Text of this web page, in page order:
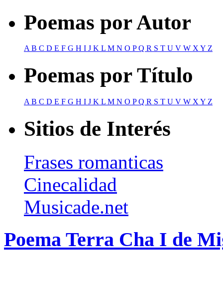
Poemas por Autor
AB C D E F G H I J K L M N O PQ R S T U V W XY Z
Poemas por Título
A B C D E F G H I J K L M N O PQ R S T U V W X Y Z
Sitios de Interés
Frases romanticas
Cinecalidad
Musicade.net
Poema Terra Cha I de